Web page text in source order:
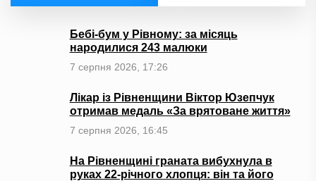
Бебі-бум у Рівному: за місяць
народилися 243 малюки
7 серпня 2026, 17:26
Лікар із Рівненщини Віктор Юзепчук
отримав медаль «За врятоване життя»
7 серпня 2026, 16:45
На Рівненщині граната вибухнула в
руках 22-річного хлопця: він та його